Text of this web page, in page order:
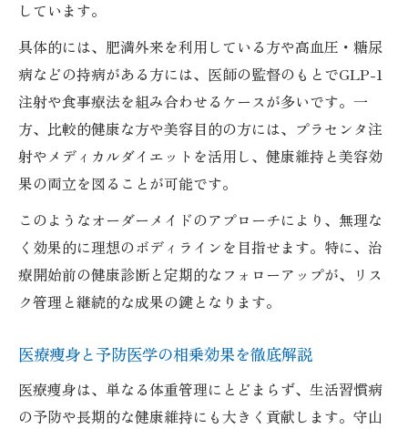
しています。
具体的には、肥満外来を利用している方や高血圧・糖尿
病などの持病がある方には、医師の監督のもとでGLP-1
注射や食事療法を組み合わせるケースが多いです。一
方、比較的健康な方や美容目的の方には、プラセンタ注
射やメディカルダイエットを活用し、健康維持と美容効
果の両立を図ることが可能です。
このようなオーダーメイドのアプローチにより、無理な
く効果的に理想のボディラインを目指せます。特に、治
療開始前の健康診断と定期的なフォローアップが、リス
ク管理と継続的な成果の鍵となります。
医療痩身と予防医学の相乗効果を徹底解説
医療痩身は、単なる体重管理にとどまらず、生活習慣病
の予防や長期的な健康維持にも大きく貢献します。守山